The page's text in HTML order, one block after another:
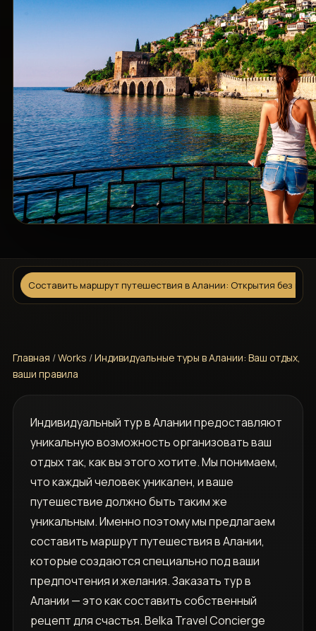
Составить маршрут путешествия в Алании: Открытия без
Главная /Works /Индивидуальные туры в Алании: Ваш отдых,
ваши правила
Индивидуальный тур в Алании предоставляют
уникальную возможность организовать ваш
отдых так, как вы этого хотите. Мы понимаем,
что каждый человек уникален, и ваше
путешествие должно быть таким же
уникальным. Именно поэтому мы предлагаем
составить маршрут путешествия в Алании,
которые создаются специально под ваши
предпочтения и желания. Заказать тур в
Алании — это как составить собственный
рецепт для счастья. Belka Travel Concierge